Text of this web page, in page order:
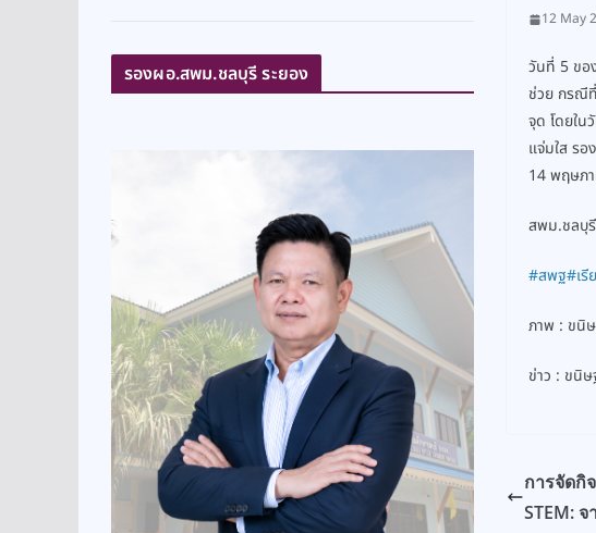
12 May
วันที่ 5 ขอ
ช่วย กรณีที่
จุด โดยใ
แจ่มใส ร
14 พฤษภ
สพม.ชลบุ
#สพฐ#เ
ภาพ : ขนิษ
ข่าว : ขนิษ
การจัดกิ
STEM:
รองผอ.สพม.ชลบุรี ระยอง